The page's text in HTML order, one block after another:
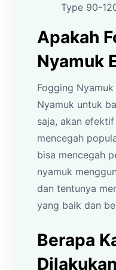
Type 90-
Apakah
Nyamuk
Fogging
Nyamuk untuk
saja, akan
mencegah
bisa mencegah
nyamuk
dan tentunya
yang baik dan
Berapa
Dilakukan